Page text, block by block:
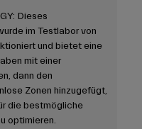
Dieses
im Testlabor von
und bietet eine
mit einer
dann den
Zonen hinzugefügt,
die bestmögliche
optimieren.